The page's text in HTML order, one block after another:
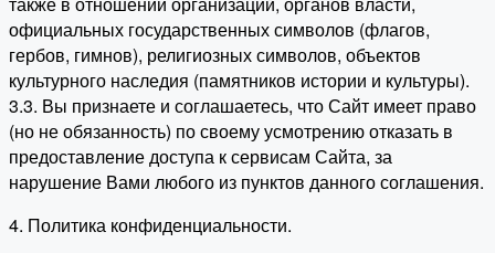
официальных государственных символов (флагов,
гербов, гимнов), религиозных символов, объектов
культурного наследия (памятников истории и культуры).
3.3. Вы признаете и соглашаетесь, что Сайт имеет право
(но не обязанность) по своему усмотрению отказать в
предоставление доступа к сервисам Сайта, за
нарушение Вами любого из пунктов данного соглашения.
4. Политика конфиденциальности.